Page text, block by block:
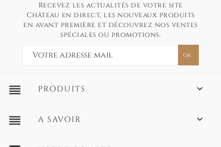
Recevez les actualités de votre site
Château en direct, les nouveaux produits
en avant première et découvrez nos ventes
spéciales ou promotions.
reorder PRODUITS 
reorder A SAVOIR 